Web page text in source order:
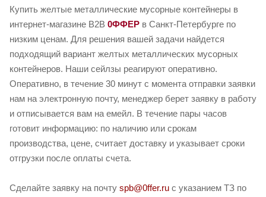
Купить желтые металлические мусорные контейнеры в
интернет-магазине B2B 0ФФЕР в Санкт-Петербурге по
низким ценам. Для решения вашей задачи найдется
подходящий вариант желтых металлических мусорных
контейнеров. Наши сейлзы реагируют оперативно.
Оперативно, в течение 30 минут с момента отправки заявки
нам на электронную почту, менеджер берет заявку в работу
и отписывается вам на емейл. В течение пары часов
готовит информацию: по наличию или срокам
производства, цене, считает доставку и указывает сроки
отгрузки после оплаты счета.
Сделайте заявку на почту spb@0ffer.ru с указанием ТЗ по